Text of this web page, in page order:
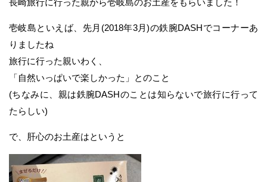
壱岐島といえば、先月(2018年3月)の鉄腕DASHでコーナーあ
りましたね
旅行に行った親いわく、
「自然いっぱいで楽しかった」とのこと
(ちなみに、親は鉄腕DASHのことは知らないで旅行に行って
たらしい)
で、肝心のお土産はというと